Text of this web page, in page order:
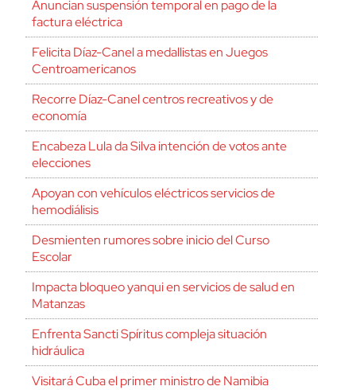
Anuncian suspensión temporal en pago de la
factura eléctrica
Felicita Díaz-Canel a medallistas en Juegos
Centroamericanos
Recorre Díaz-Canel centros recreativos y de
economía
Encabeza Lula da Silva intención de votos ante
elecciones
Apoyan con vehículos eléctricos servicios de
hemodiálisis
Desmienten rumores sobre inicio del Curso
Escolar
Impacta bloqueo yanqui en servicios de salud en
Matanzas
Enfrenta Sancti Spíritus compleja situación
hidráulica
Visitará Cuba el primer ministro de Namibia